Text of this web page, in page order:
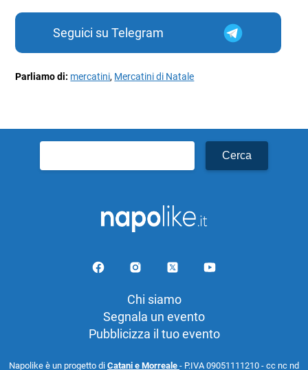
Seguici su Telegram
Parliamo di: mercatini, Mercatini di Natale
per:
Chi siamo
Segnala un evento
Pubblicizza il tuo evento
Napolike è un progetto di Catani e Morreale - P.IVA 09051111210 - cc nc nd